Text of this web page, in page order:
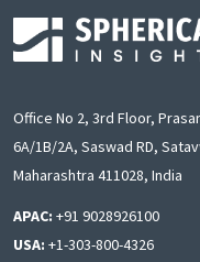
Office No 2, 3rd Floor,
6A/1B/2A, Saswad RD,
Maharashtra 411028, India
APAC: +91 9028926100
USA: +1-303-800-4326